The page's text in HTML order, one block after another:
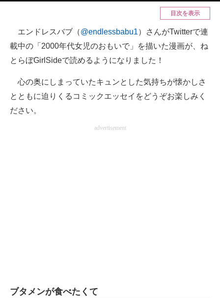
ITの今と未来を見通す
スマホと通信の最新トレンド
進化するPCとデバイスの未来
好きが集まる 比べて選べる
製造業のIT導入・活用を支援
目次を表示
エンドレスバブ（@endlessbabu1）さんがTwitterで連
載中の「2000年代女児のおもいで」を描いた漫画が、ね
とらぼGirlSideで読めるようになりました！
心の奥にしまっていたキュンとした気持ちが懐かしさ
とともに迫りくるコミックエッセイをどうぞお楽しみく
ださい。
advertisement
ブタメンが食べたくて